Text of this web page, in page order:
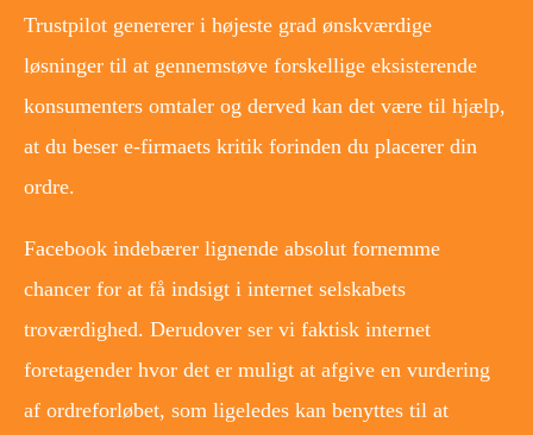
Trustpilot genererer i højeste grad ønskværdige
løsninger til at gennemstøve forskellige eksisterende
konsumenters omtaler og derved kan det være til hjælp,
at du beser e-firmaets kritik forinden du placerer din
ordre.
Facebook indebærer lignende absolut fornemme
chancer for at få indsigt i internet selskabets
troværdighed. Derudover ser vi faktisk internet
foretagender hvor det er muligt at afgive en vurdering
af ordreforløbet, som ligeledes kan benyttes til at